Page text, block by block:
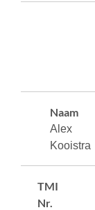
Naam
Alex
Kooistra
TMI
Nr.